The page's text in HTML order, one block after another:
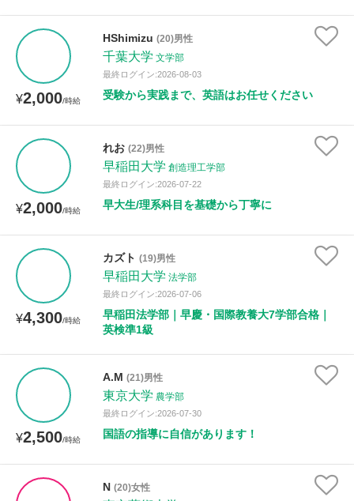
¥2,000/時給
HShimizu (20)男性
千葉大学 文学部
最終ログイン:2026-08-03
受験から実践まで、英語はお任せください
¥2,000/時給
れお (22)男性
早稲田大学 創造理工学部
最終ログイン:2026-07-22
早大生/理系科目を基礎から丁寧に
¥4,300/時給
カズト (19)男性
早稲田大学 法学部
最終ログイン:2026-07-06
早稲田法学部｜早慶・国際教養大7学部合格｜
英検準1級
¥2,500/時給
A.M (21)男性
東京大学 農学部
最終ログイン:2026-07-30
国語の指導に自信があります！
N (20)女性